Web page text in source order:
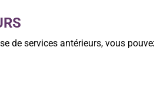
de services antérieurs, vous